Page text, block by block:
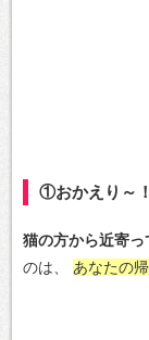
①おかえり～
猫の方から近寄っ
のは、
あなたの